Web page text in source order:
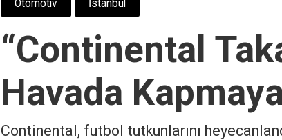
Otomotiv İstanbul
“Continental
Havada
Continental, futbol tutkunlarını